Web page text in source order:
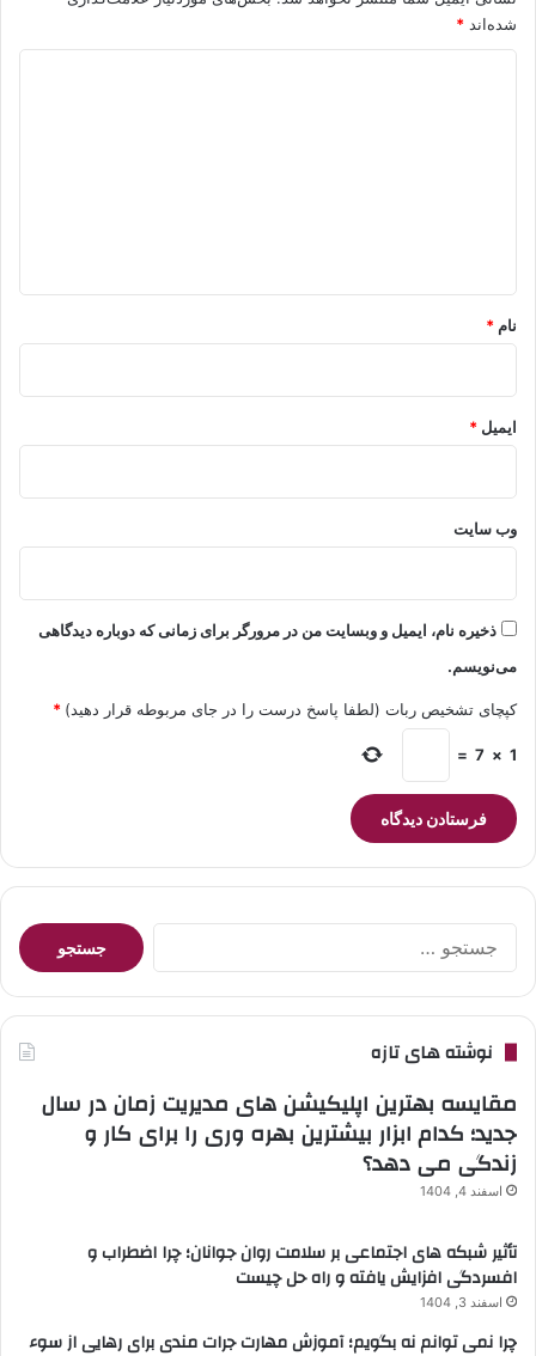
شده‌اند *
نام *
ایمیل *
وب‌ سایت
ذخیره نام، ایمیل و وبسایت من در مرورگر برای زمانی که دوباره دیدگاهی
می‌نویسم.
کپچای تشخیص ربات (لطفا پاسخ درست را در جای مربوطه قرار دهید) *
1
×
7
=
جستجو
برای:
نوشته های تازه
مقایسه بهترین اپلیکیشن های مدیریت زمان در سال
جدید؛ کدام ابزار بیشترین بهره وری را برای کار و
زندگی می دهد؟
اسفند 4, 1404
تأثیر شبکه های اجتماعی بر سلامت روان جوانان؛ چرا اضطراب و
افسردگی افزایش یافته و راه حل چیست
اسفند 3, 1404
چرا نمی توانم نه بگویم؛ آموزش مهارت جرات مندی برای رهایی از سوء